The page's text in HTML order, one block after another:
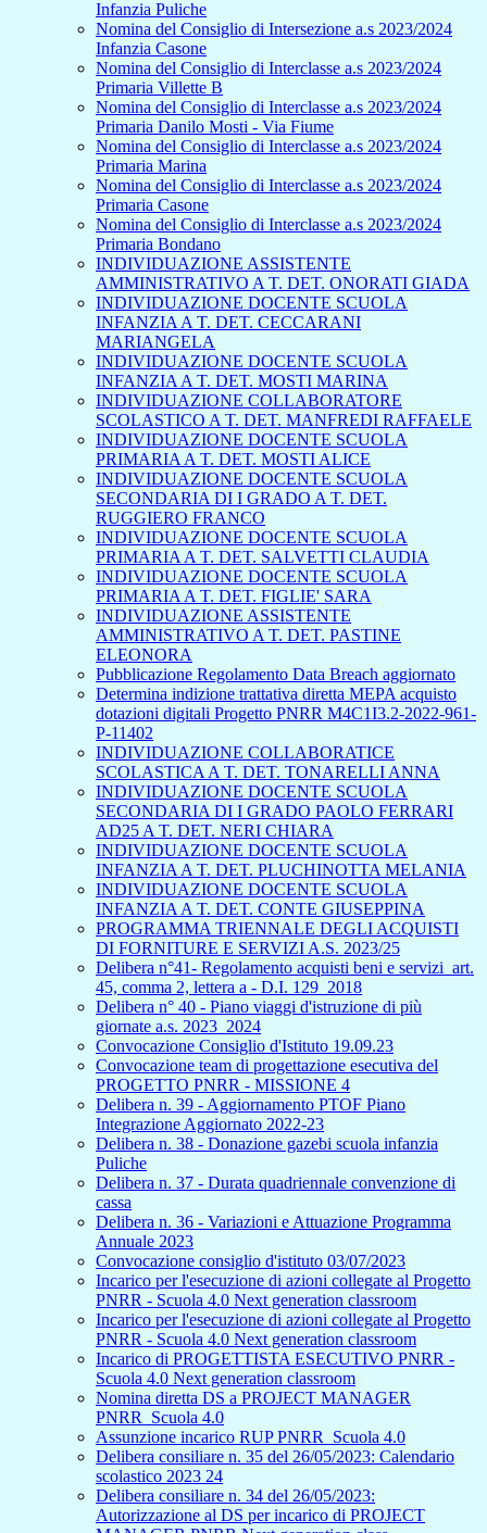
Infanzia Puliche
Nomina del Consiglio di Intersezione a.s 2023/2024
Infanzia Casone
Nomina del Consiglio di Interclasse a.s 2023/2024
Primaria Villette B
Nomina del Consiglio di Interclasse a.s 2023/2024
Primaria Danilo Mosti - Via Fiume
Nomina del Consiglio di Interclasse a.s 2023/2024
Primaria Marina
Nomina del Consiglio di Interclasse a.s 2023/2024
Primaria Casone
Nomina del Consiglio di Interclasse a.s 2023/2024
Primaria Bondano
INDIVIDUAZIONE ASSISTENTE
AMMINISTRATIVO A T. DET. ONORATI GIADA
INDIVIDUAZIONE DOCENTE SCUOLA
INFANZIA A T. DET. CECCARANI
MARIANGELA
INDIVIDUAZIONE DOCENTE SCUOLA
INFANZIA A T. DET. MOSTI MARINA
INDIVIDUAZIONE COLLABORATORE
SCOLASTICO A T. DET. MANFREDI RAFFAELE
INDIVIDUAZIONE DOCENTE SCUOLA
PRIMARIA A T. DET. MOSTI ALICE
INDIVIDUAZIONE DOCENTE SCUOLA
SECONDARIA DI I GRADO A T. DET.
RUGGIERO FRANCO
INDIVIDUAZIONE DOCENTE SCUOLA
PRIMARIA A T. DET. SALVETTI CLAUDIA
INDIVIDUAZIONE DOCENTE SCUOLA
PRIMARIA A T. DET. FIGLIE' SARA
INDIVIDUAZIONE ASSISTENTE
AMMINISTRATIVO A T. DET. PASTINE
ELEONORA
Pubblicazione Regolamento Data Breach aggiornato
Determina indizione trattativa diretta MEPA acquisto
dotazioni digitali Progetto PNRR M4C1I3.2-2022-961-
P-11402
INDIVIDUAZIONE COLLABORATICE
SCOLASTICA A T. DET. TONARELLI ANNA
INDIVIDUAZIONE DOCENTE SCUOLA
SECONDARIA DI I GRADO PAOLO FERRARI
AD25 A T. DET. NERI CHIARA
INDIVIDUAZIONE DOCENTE SCUOLA
INFANZIA A T. DET. PLUCHINOTTA MELANIA
INDIVIDUAZIONE DOCENTE SCUOLA
INFANZIA A T. DET. CONTE GIUSEPPINA
PROGRAMMA TRIENNALE DEGLI ACQUISTI
DI FORNITURE E SERVIZI A.S. 2023/25
Delibera n°41- Regolamento acquisti beni e servizi_art.
45, comma 2, lettera a - D.I. 129_2018
Delibera n° 40 - Piano viaggi d'istruzione di più
giornate a.s. 2023_2024
Convocazione Consiglio d'Istituto 19.09.23
Convocazione team di progettazione esecutiva del
PROGETTO PNRR - MISSIONE 4
Delibera n. 39 - Aggiornamento PTOF Piano
Integrazione Aggiornato 2022-23
Delibera n. 38 - Donazione gazebi scuola infanzia
Puliche
Delibera n. 37 - Durata quadriennale convenzione di
cassa
Delibera n. 36 - Variazioni e Attuazione Programma
Annuale 2023
Convocazione consiglio d'istituto 03/07/2023
Incarico per l'esecuzione di azioni collegate al Progetto
PNRR - Scuola 4.0 Next generation classroom
Incarico per l'esecuzione di azioni collegate al Progetto
PNRR - Scuola 4.0 Next generation classroom
Incarico di PROGETTISTA ESECUTIVO PNRR -
Scuola 4.0 Next generation classroom
Nomina diretta DS a PROJECT MANAGER
PNRR_Scuola 4.0
Assunzione incarico RUP PNRR_Scuola 4.0
Delibera consiliare n. 35 del 26/05/2023: Calendario
scolastico 2023 24
Delibera consiliare n. 34 del 26/05/2023:
Autorizzazione al DS per incarico di PROJECT